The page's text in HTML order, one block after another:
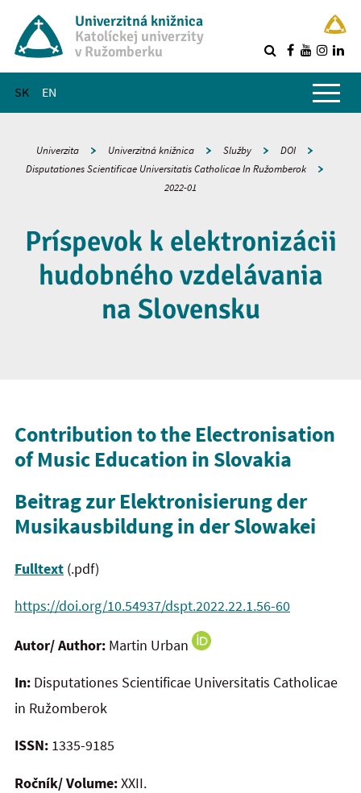
Univerzitná knižnica
Katolíckej univerzity
v Ružomberku
SK EN
Hlavné menu
Univerzita Univerzitná knižnica Služby
DOI
Disputationes Scientificae Universitatis Catholicae In Ružomberok
2022-01
Príspevok k elektronizácii
hudobného vzdelávania
na Slovensku
Contribution to the Electronisation
of Music Education in Slovakia
Beitrag zur Elektronisierung der
Musikausbildung in der Slowakei
Fulltext (.pdf)
https://doi.org/10.54937/dspt.2022.22.1.56-60
Autor/ Author: Martin Urban
In: Disputationes Scientificae Universitatis Catholicae
in Ružomberok
ISSN: 1335-9185
Ročník/ Volume:XXII.